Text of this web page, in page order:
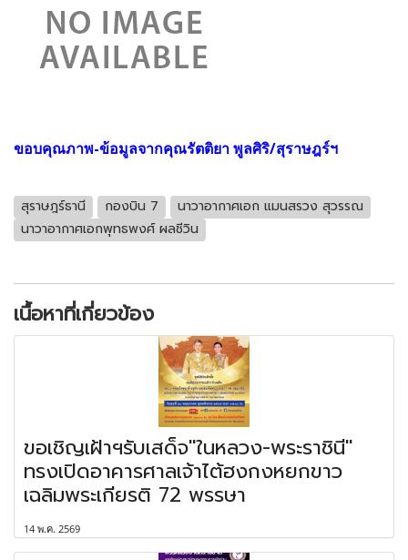
ขอบคุณภาพ-ข้อมูลจากคุณรัตติยา พูลศิริ/สุราษฎร์ฯ
สุราษฎร์ธานี กองบิน 7
นาวาอากาศเอก แมนสรวง สุวรรณ
นาวาอากาศเอกพุทธพงศ์ ผลชีวิน
เนื้อหาที่เกี่ยวข้อง
ขอเชิญเฝ้าฯรับเสด็จ"ในหลวง-พระราชินี"
ทรงเปิดอาคารศาลเจ้าไต้ฮงกงหยกขาว
เฉลิมพระเกียรติ 72 พรรษา
14 พ.ค. 2569